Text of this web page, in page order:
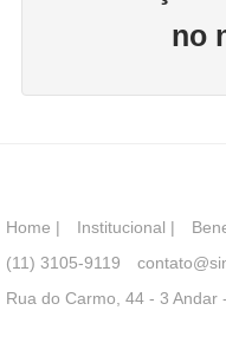
no
Home | Institucional |
(11) 3105-9119
Rua do Carmo, 44 - 3